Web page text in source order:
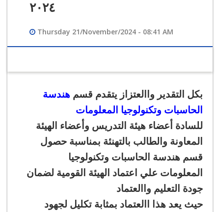
٢٠٢٤
Thursday 21/November/2024 - 08:41 AM
بكل التقدير واالعتزاز يتقدم قسم هندسة
الحاسبات وتكنولوجيا المعلومات
المعاونة والطالب بالتهنئة بمناسبة حصول
قسم هندسة الحاسبات وتكنولوجيا
المعلومات علي اعتماد الهيئة القومية لضمان
جودة التعليم واالعتماد
حيث يعد هذا االعتماد بمثابة تكليل لجهود